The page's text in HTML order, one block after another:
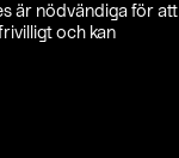
är nödvändiga för att
och kan